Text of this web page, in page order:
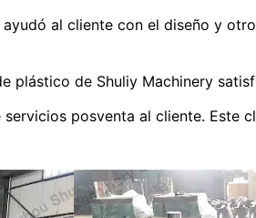
al cliente con el diseño y
plástico de Shuliy Machinery
posventa al cliente. Este